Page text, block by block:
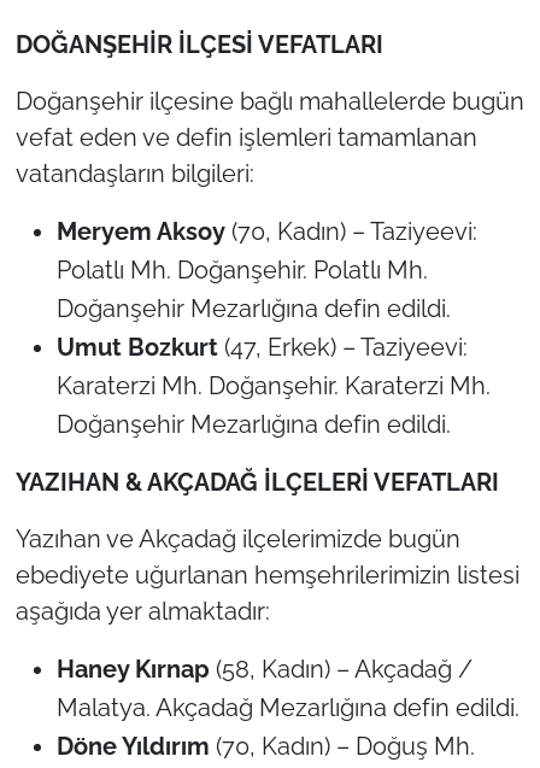
DOĞANŞEHİR İLÇESİ VEFATLARI
Doğanşehir ilçesine bağlı mahallelerde bugün
vefat eden ve defin işlemleri tamamlanan
vatandaşların bilgileri:
Meryem Aksoy(70, Kadın) – Taziyeevi:
Polatlı Mh. Doğanşehir. Polatlı Mh.
Doğanşehir Mezarlığına defin edildi.
Umut Bozkurt(47, Erkek) – Taziyeevi:
Karaterzi Mh. Doğanşehir. Karaterzi Mh.
Doğanşehir Mezarlığına defin edildi.
YAZIHAN & AKÇADAĞ İLÇELERİ VEFATLARI
Yazıhan ve Akçadağ ilçelerimizde bugün
ebediyete uğurlanan hemşehrilerimizin listesi
aşağıda yer almaktadır:
Haney Kırnap (58, Kadın) – Akçadağ /
Malatya. Akçadağ Mezarlığına defin edildi.
Döne Yıldırım (70, Kadın) – Doğuş Mh.